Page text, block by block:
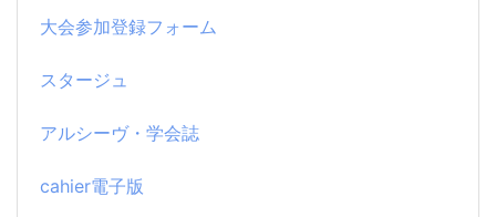
大会参加登録フォーム
スタージュ
アルシーヴ・学会誌
cahier電子版